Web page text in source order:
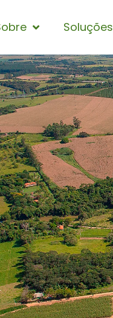
Soluções